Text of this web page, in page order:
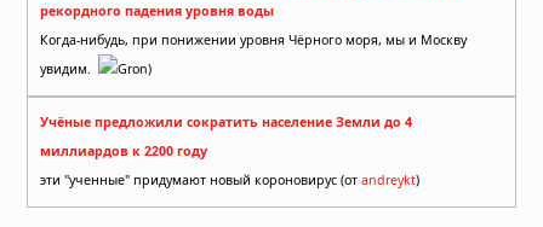
рекордного падения уровня воды
Когда-нибудь, при понижении уровня Чёрного моря, мы и Москву
увидим.
Gron)
Учёные предложили сократить население Земли до 4
миллиардов к 2200 году
эти "ученные" придумают новый короновирус (от andreykt)